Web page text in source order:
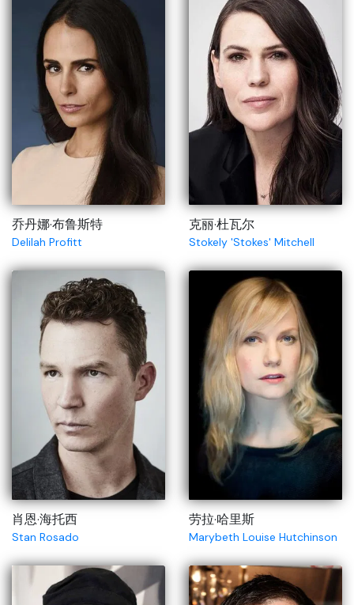
乔丹娜·布鲁斯特
Delilah Profitt
克丽·杜瓦尔
Stokely 'Stokes' Mitchell
肖恩·海托西
Stan Rosado
劳拉·哈里斯
Marybeth Louise Hutchinson